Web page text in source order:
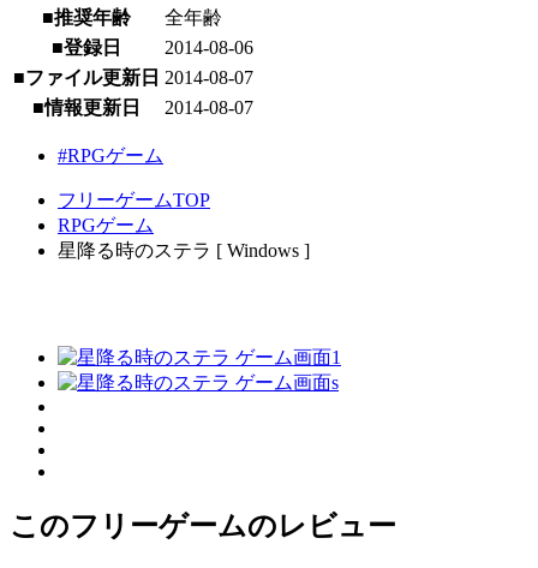
■推奨年齢
全年齢
■登録日
2014-08-06
■ファイル更新日 2014-08-07
■情報更新日
2014-08-07
#RPGゲーム
フリーゲームTOP
RPGゲーム
星降る時のステラ [ Windows ]
このフリーゲームのレビュー